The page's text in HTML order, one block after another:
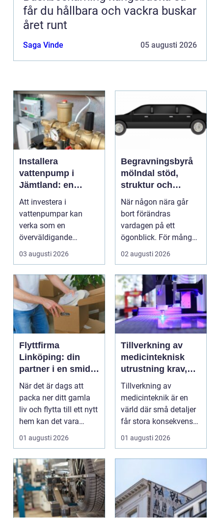
får du hållbara och vackra buskar
året runt
Saga Vinde 05 augusti 2026
Installera
vattenpump i
Jämtland: en
guide till hållbara
och effektiva
lösningar
Att investera i
vattenpumpar kan
verka som en
överväldigande
uppgift, speciellt om
man bor...
03 augusti 2026
Begravningsbyrå
mölndal stöd,
struktur och
omtanke i en svår
tid
När någon nära går
bort förändras
vardagen på ett
ögonblick. För många i
Mölndal blir första
frågan:...
02 augusti 2026
Flyttfirma
Linköping: din
partner i en smidig
flytt
När det är dags att
packa ner ditt gamla
liv och flytta till ett nytt
hem kan det vara
&ou...
01 augusti 2026
Tillverkning av
medicinteknisk
utrustning krav,
kvalitet och
precision
Tillverkning av
medicinteknik är en
värld där små detaljer
får stora konsekvenser.
En liten avvikels...
01 augusti 2026